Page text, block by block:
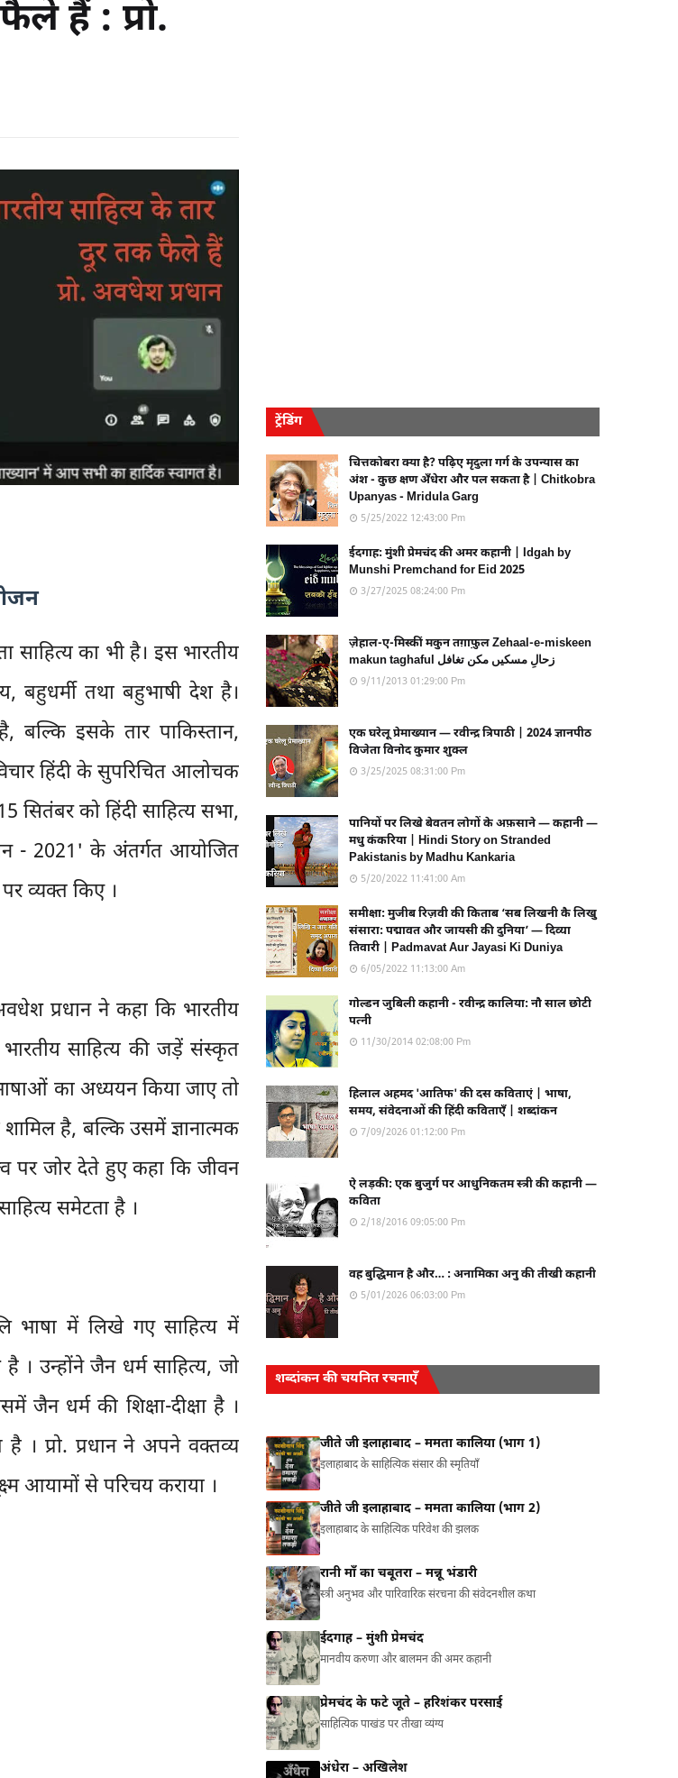
हैं : प्रो.
का भी है। इस भारतीय
बहुधर्मी तथा बहुभाषी देश है।
बल्कि इसके तार पाकिस्तान,
हिंदी के सुपरिचित आलोचक
सितंबर को हिंदी साहित्य सभा,
- 2021' के अंतर्गत आयोजित
व्यक्त किए ।
प्रधान ने कहा कि भारतीय
साहित्य की जड़ें संस्कृत
का अध्ययन किया जाए तो
शामिल है, बल्कि उसमें ज्ञानात्मक
पर जोर देते हुए कहा कि जीवन
समेटता है ।
भाषा में लिखे गए साहित्य में
है । उन्होंने जैन धर्म साहित्य, जो
धर्म की शिक्षा-दीक्षा है ।
है । प्रो. प्रधान ने अपने वक्तव्य
आयामों से परिचय कराया ।
ट्रेंडिंग
चित्तकोबरा क्या है? पढ़िए मृदुला गर्ग के उपन्यास का
अंश - कुछ क्षण अँधेरा और पल सकता है | Chitkobra
Upanyas - Mridula Garg
5/25/2022 12:43:00 Pm
ईदगाह: मुंशी प्रेमचंद की अमर कहानी | Idgah by
Munshi Premchand for Eid 2025
3/27/2025 08:24:00 Pm
ज़ेहाल-ए-मिस्कीं मकुन तग़ाफ़ुल Zehaal-e-miskeen
makun taghaful زحالِ مسکیں مکن تغافل
9/11/2013 01:29:00 Pm
एक घरेलू प्रेमाख्यान — रवीन्द्र त्रिपाठी | 2024 ज्ञानपीठ
विजेता विनोद कुमार शुक्ल
3/25/2025 08:31:00 Pm
पानियों पर लिखे बेवतन लोगों के अफ़साने — कहानी —
मधु कंकरिया | Hindi Story on Stranded
Pakistanis by Madhu Kankaria
5/20/2022 11:41:00 Am
समीक्षा: मुजीब रिज़वी की किताब ‘सब लिखनी कै लिखु
संसारा: पद्मावत और जायसी की दुनिया’ — दिव्या
तिवारी | Padmavat Aur Jayasi Ki Duniya
6/05/2022 11:13:00 Am
गोल्डन जुबिली कहानी - रवीन्द्र कालिया: नौ साल छोटी
पत्नी
11/30/2014 02:08:00 Pm
हिलाल अहमद 'आतिफ' की दस कविताएं | भाषा,
समय, संवेदनाओं की हिंदी कविताएँ | शब्दांकन
7/09/2026 01:12:00 Pm
ऐ लड़की: एक बुजुर्ग पर आधुनिकतम स्त्री की कहानी —
कविता
2/18/2016 09:05:00 Pm
वह बुद्धिमान है और… : अनामिका अनु की तीखी कहानी
5/01/2026 06:03:00 Pm
शब्दांकन की चयनित रचनाएँ
जीते जी इलाहाबाद – ममता कालिया (भाग 1)
इलाहाबाद के साहित्यिक संसार की स्मृतियाँ
जीते जी इलाहाबाद – ममता कालिया (भाग 2)
इलाहाबाद के साहित्यिक परिवेश की झलक
रानी माँ का चबूतरा – मन्नू भंडारी
स्त्री अनुभव और पारिवारिक संरचना की संवेदनशील कथा
ईदगाह – मुंशी प्रेमचंद
मानवीय करुणा और बालमन की अमर कहानी
प्रेमचंद के फटे जूते – हरिशंकर परसाई
साहित्यिक पाखंड पर तीखा व्यंग्य
अंधेरा – अखिलेश